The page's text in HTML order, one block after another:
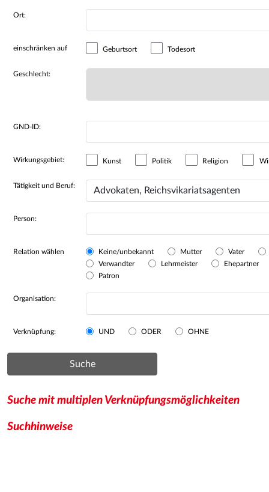
Ort:
einschränken auf Geburtsort Todesort
Geschlecht:
GND-ID:
Wirkungsgebiet: Kunst Politik Religion
Tätigkeit und Beruf:
Person:
Relation wählen Keine/unbekannt Mutter
Vater
Verwandter
Lehrmeister
Ehepartner
Patron
Organisation:
Verknüpfung: UND ODER OHNE
Suche
Suche mit multiplen Verknüpfungsmöglichkeiten
Suchhinweise